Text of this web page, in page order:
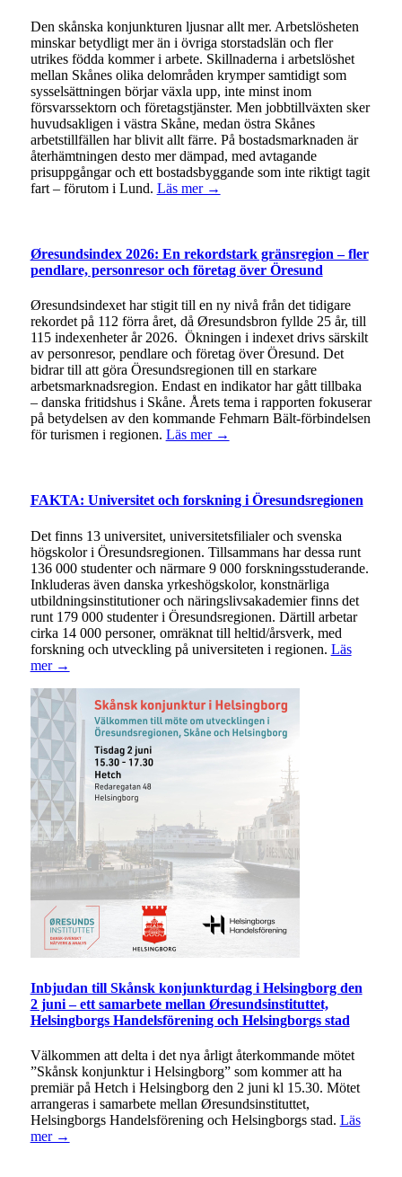
Den skånska konjunkturen ljusnar allt mer. Arbetslösheten
minskar betydligt mer än i övriga storstadslän och fler
utrikes födda kommer i arbete. Skillnaderna i arbetslöshet
mellan Skånes olika delområden krymper samtidigt som
sysselsättningen börjar växla upp, inte minst inom
försvarssektorn och företagstjänster. Men jobbtillväxten sker
huvudsakligen i västra Skåne, medan östra Skånes
arbetstillfällen har blivit allt färre. På bostadsmarknaden är
återhämtningen desto mer dämpad, med avtagande
prisuppgångar och ett bostadsbyggande som inte riktigt tagit
fart – förutom i Lund. Läs mer →
Øresundsindex 2026: En rekordstark gränsregion – fler
pendlare, personresor och företag över Öresund
Øresundsindexet har stigit till en ny nivå från det tidigare
rekordet på 112 förra året, då Øresundsbron fyllde 25 år, till
115 indexenheter år 2026. Ökningen i indexet drivs särskilt
av personresor, pendlare och företag över Öresund. Det
bidrar till att göra Öresundsregionen till en starkare
arbetsmarknadsregion. Endast en indikator har gått tillbaka
– danska fritidshus i Skåne. Årets tema i rapporten fokuserar
på betydelsen av den kommande Fehmarn Bält-förbindelsen
för turismen i regionen. Läs mer →
FAKTA: Universitet och forskning i Öresundsregionen
Det finns 13 universitet, universitetsfilialer och svenska
högskolor i Öresundsregionen. Tillsammans har dessa runt
136 000 studenter och närmare 9 000 forskningsstuderande.
Inkluderas även danska yrkeshögskolor, konstnärliga
utbildningsinstitutioner och näringslivsakademier finns det
runt 179 000 studenter i Öresundsregionen. Därtill arbetar
cirka 14 000 personer, omräknat till heltid/årsverk, med
forskning och utveckling på universiteten i regionen. Läs
mer →
Inbjudan till Skånsk konjunkturdag i Helsingborg den
2 juni – ett samarbete mellan Øresundsinstituttet,
Helsingborgs Handelsförening och Helsingborgs stad
Välkommen att delta i det nya årligt återkommande mötet
”Skånsk konjunktur i Helsingborg” som kommer att ha
premiär på Hetch i Helsingborg den 2 juni kl 15.30. Mötet
arrangeras i samarbete mellan Øresundsinstituttet,
Helsingborgs Handelsförening och Helsingborgs stad. Läs
mer →